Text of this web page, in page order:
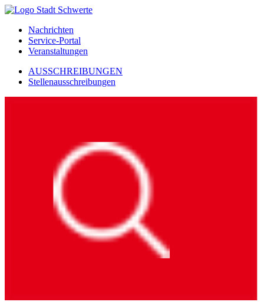
Nachrichten
Service-Portal
Veranstaltungen
AUSSCHREIBUNGEN
Stellenausschreibungen